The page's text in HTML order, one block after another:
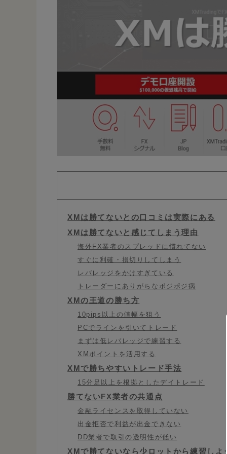
XMは勝てないとの口コミは実際にある
XMは勝てないと感じてしまう理由
海外FX業者のスプレッドに慣れてない
すぐに利確・損切りしてしまう
レバレッジをかけすぎている
トレーダーにありがちなポジポジ病
XMの王道の勝ち方
10pips以上の値幅を狙う
PCでラインを引いてトレード
まずは低レバレッジで練習する
XMポイントを活用する
XMで勝ちやすいトレード手法
15分足以上を根拠としたデイトレード
勝てないFX業者の共通点
金融ライセンスを取得していない
出金拒否で利益が出金できない
DD業者で取引の透明性が低い
XMで勝てないなら少ロットから練習しよ